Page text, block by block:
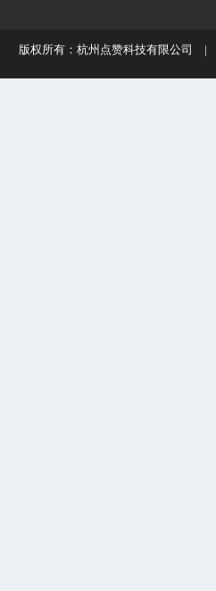
版权所有：杭州点赞科技有限公司